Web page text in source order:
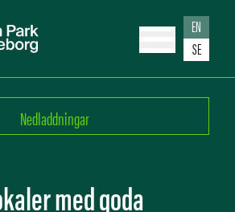
EN
SE
Nedladdningar
med goda